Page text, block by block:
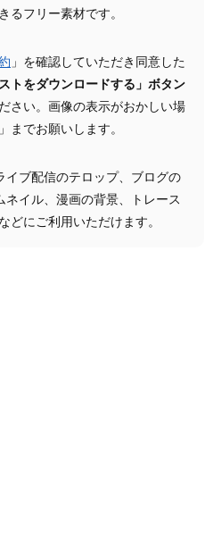
るフリー素材です。
」を確認していただき同意した
トをダウンロードする」ボタン
さい。画像の表示がおかしい場
」までお願いします。
イブ配信のテロップ、ブログの
ネイル、漫画の背景、トレース
どにご利用いただけます。